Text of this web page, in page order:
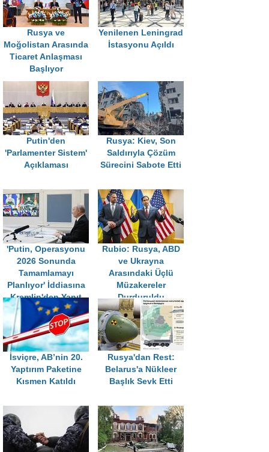
Rusya ve
Moğolistan Arasında
Ticaret Anlaşması
Başlıyor
Yenilenen Leningrad
İstasyonu Açıldı
Putin'den
'Parlamenter Sistem'
Açıklaması
Rusya: Kiev, Son
Saldırıyla Çözüm
Sürecini Sabote Etti
'Putin, Operasyonu
2026 Sonunda
Tamamlamayı
Planlıyor' İddiasına
Kremlin'den Yanıt
Rubio: Rusya, ABD
ve Ukrayna
Arasındaki Üçlü
Müzakereler
Durduruldu
İsviçre, AB’nin 20.
Yaptırım Paketine
Kısmen Katıldı
Rusya'dan Rest:
Belarus'a Nükleer
Başlık Sevk Etti